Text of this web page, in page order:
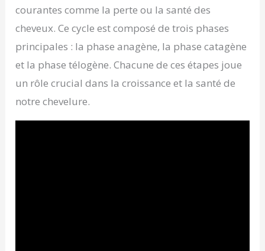
courantes comme la perte ou la santé des
cheveux. Ce cycle est composé de trois phases
principales : la phase anagène, la phase catagène
et la phase télogène. Chacune de ces étapes joue
un rôle crucial dans la croissance et la santé de
notre chevelure.